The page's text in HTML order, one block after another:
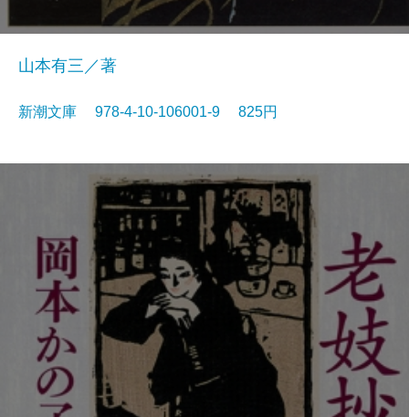
山本有三／著
新潮文庫 978-4-10-106001-9 825円